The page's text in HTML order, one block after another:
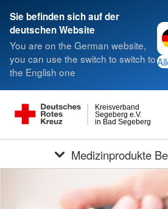
Sie befinden sich auf der
deutschen Website
You are on the German website,
you can use the switch to switch to
the English one
in Bad Segeberg
Segeberg e.V.
Kreisverband
Medizinprodukte